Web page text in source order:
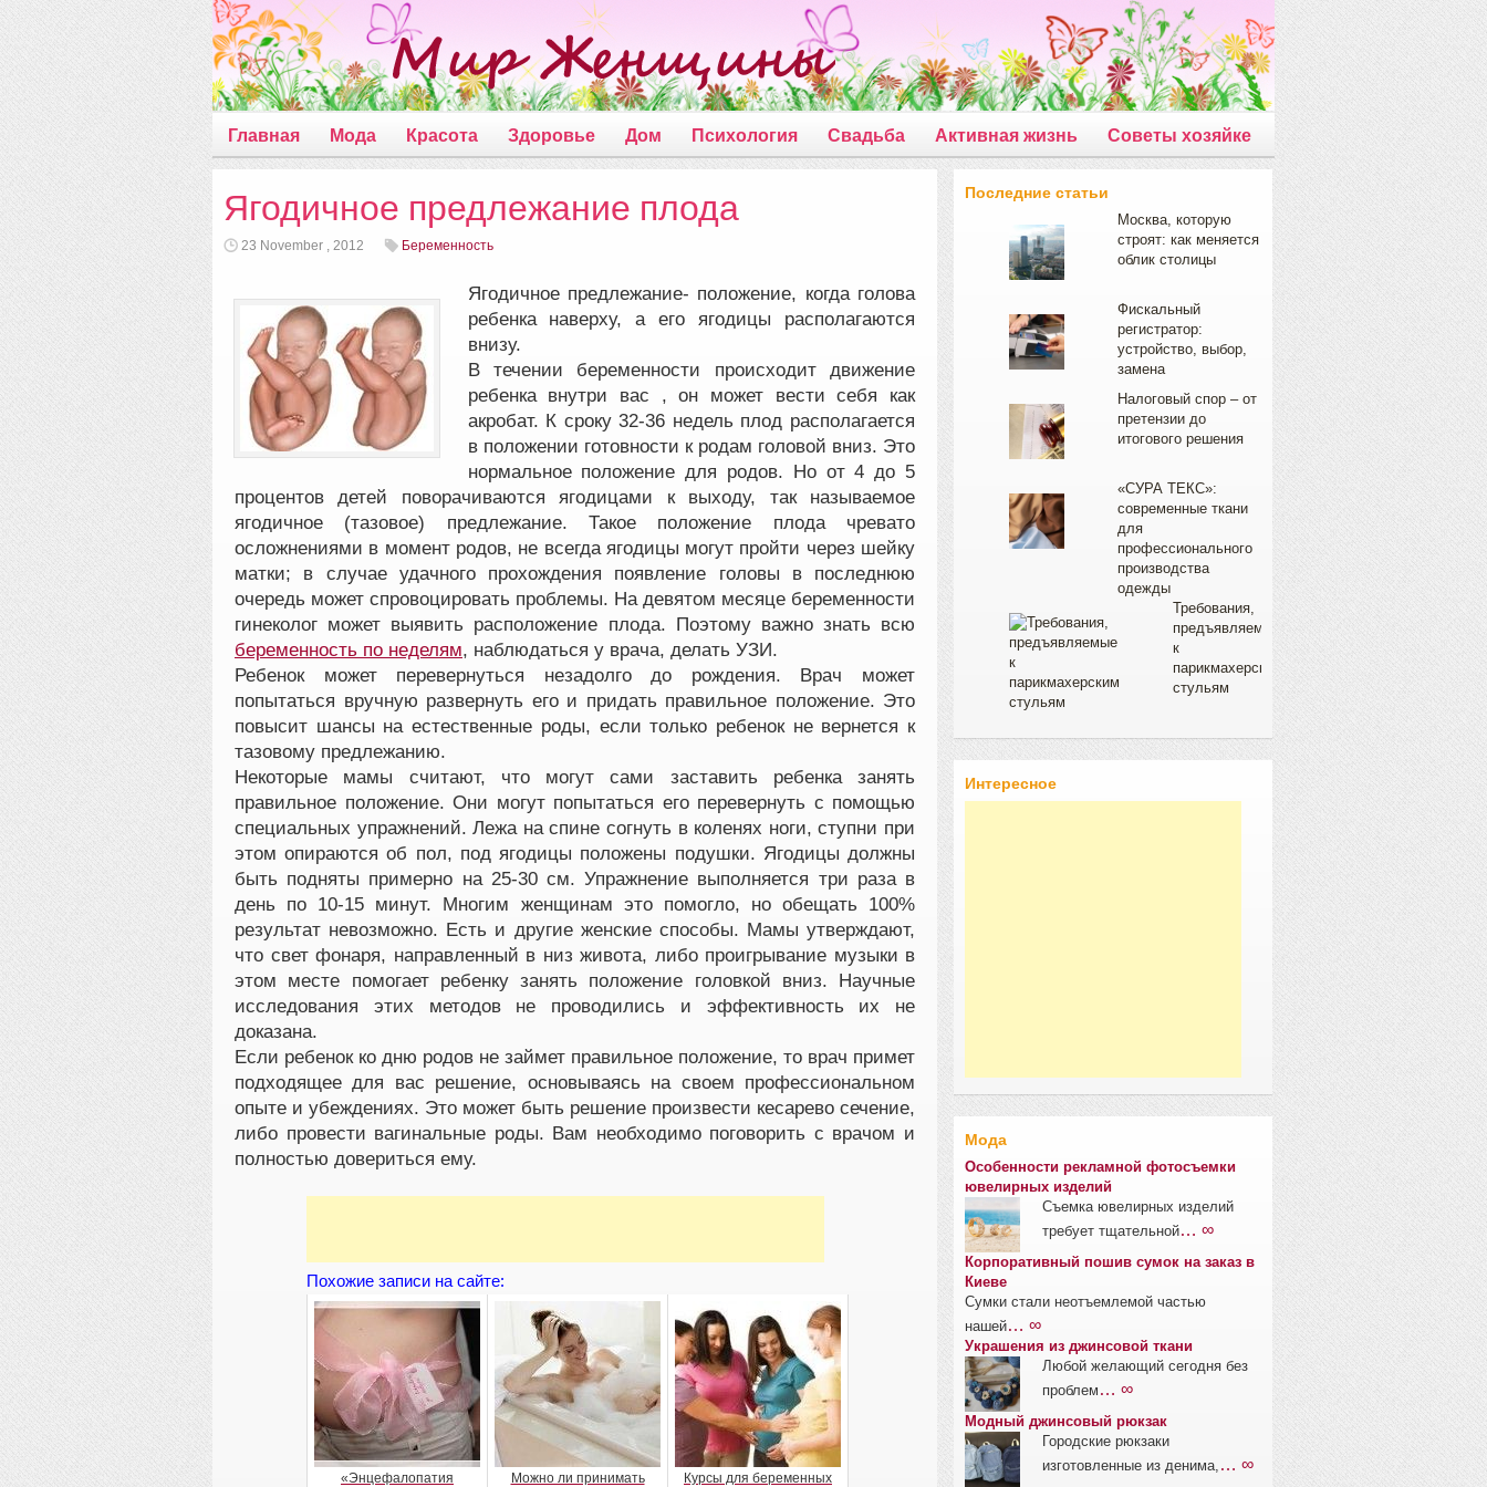
Главная Мода Красота Здоровье Дом Психология Свадьба Активная жизнь Советы хозяйке
Ягодичное предлежание плода
23 November , 2012 Беременность
Ягодичное предлежание- положение, когда голова
ребенка наверху, а его ягодицы располагаются
внизу.
В течении беременности происходит движение
ребенка внутри вас , он может вести себя как
акробат. К сроку 32-36 недель плод располагается
в положении готовности к родам головой вниз. Это
нормальное положение для родов. Но от 4 до 5
процентов детей поворачиваются ягодицами к выходу, так называемое
ягодичное (тазовое) предлежание. Такое положение плода чревато
осложнениями в момент родов, не всегда ягодицы могут пройти через шейку
матки; в случае удачного прохождения появление головы в последнюю
очередь может спровоцировать проблемы. На девятом месяце беременности
гинеколог может выявить расположение плода. Поэтому важно знать всю
беременность по неделям, наблюдаться у врача, делать УЗИ.
Ребенок может перевернуться незадолго до рождения. Врач может
попытаться вручную развернуть его и придать правильное положение. Это
повысит шансы на естественные роды, если только ребенок не вернется к
тазовому предлежанию.
Некоторые мамы считают, что могут сами заставить ребенка занять
правильное положение. Они могут попытаться его перевернуть с помощью
специальных упражнений. Лежа на спине согнуть в коленях ноги, ступни при
этом опираются об пол, под ягодицы положены подушки. Ягодицы должны
быть подняты примерно на 25-30 см. Упражнение выполняется три раза в
день по 10-15 минут. Многим женщинам это помогло, но обещать 100%
результат невозможно. Есть и другие женские способы. Мамы утверждают,
что свет фонаря, направленный в низ живота, либо проигрывание музыки в
этом месте помогает ребенку занять положение головкой вниз. Научные
исследования этих методов не проводились и эффективность их не
доказана.
Если ребенок ко дню родов не займет правильное положение, то врач примет
подходящее для вас решение, основываясь на своем профессиональном
опыте и убеждениях. Это может быть решение произвести кесарево сечение,
либо провести вагинальные роды. Вам необходимо поговорить с врачом и
полностью довериться ему.
Похожие записи на сайте:
«Энцефалопатия
Можно ли принимать
Курсы для беременных
Последние статьи
Москва, которую
строят: как меняется
облик столицы
Фискальный
регистратор:
устройство, выбор,
замена
Налоговый спор – от
претензии до
итогового решения
«СУРА ТЕКС»:
современные ткани
для
профессионального
производства
одежды
Требования,
предъявляемые
к
парикмахерским
стульям
Интересное
Мода
Особенности рекламной фотосъемки
ювелирных изделий
Съемка ювелирных изделий
требует тщательной… ∞
Корпоративный пошив сумок на заказ в
Киеве
Сумки стали неотъемлемой частью
нашей… ∞
Украшения из джинсовой ткани
Любой желающий сегодня без
проблем … ∞
Модный джинсовый рюкзак
Городские рюкзаки
изготовленные из денима, … ∞